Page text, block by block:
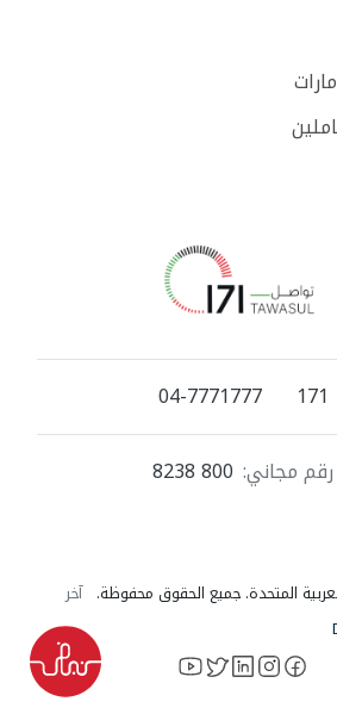
171
04-7771777
رقم مجاني: 800 8238
آخر
facebook
instagram
LinkedIn
X
YouTube